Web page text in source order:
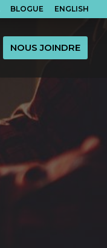
BLOGUE ENGLISH
NOUS JOINDRE